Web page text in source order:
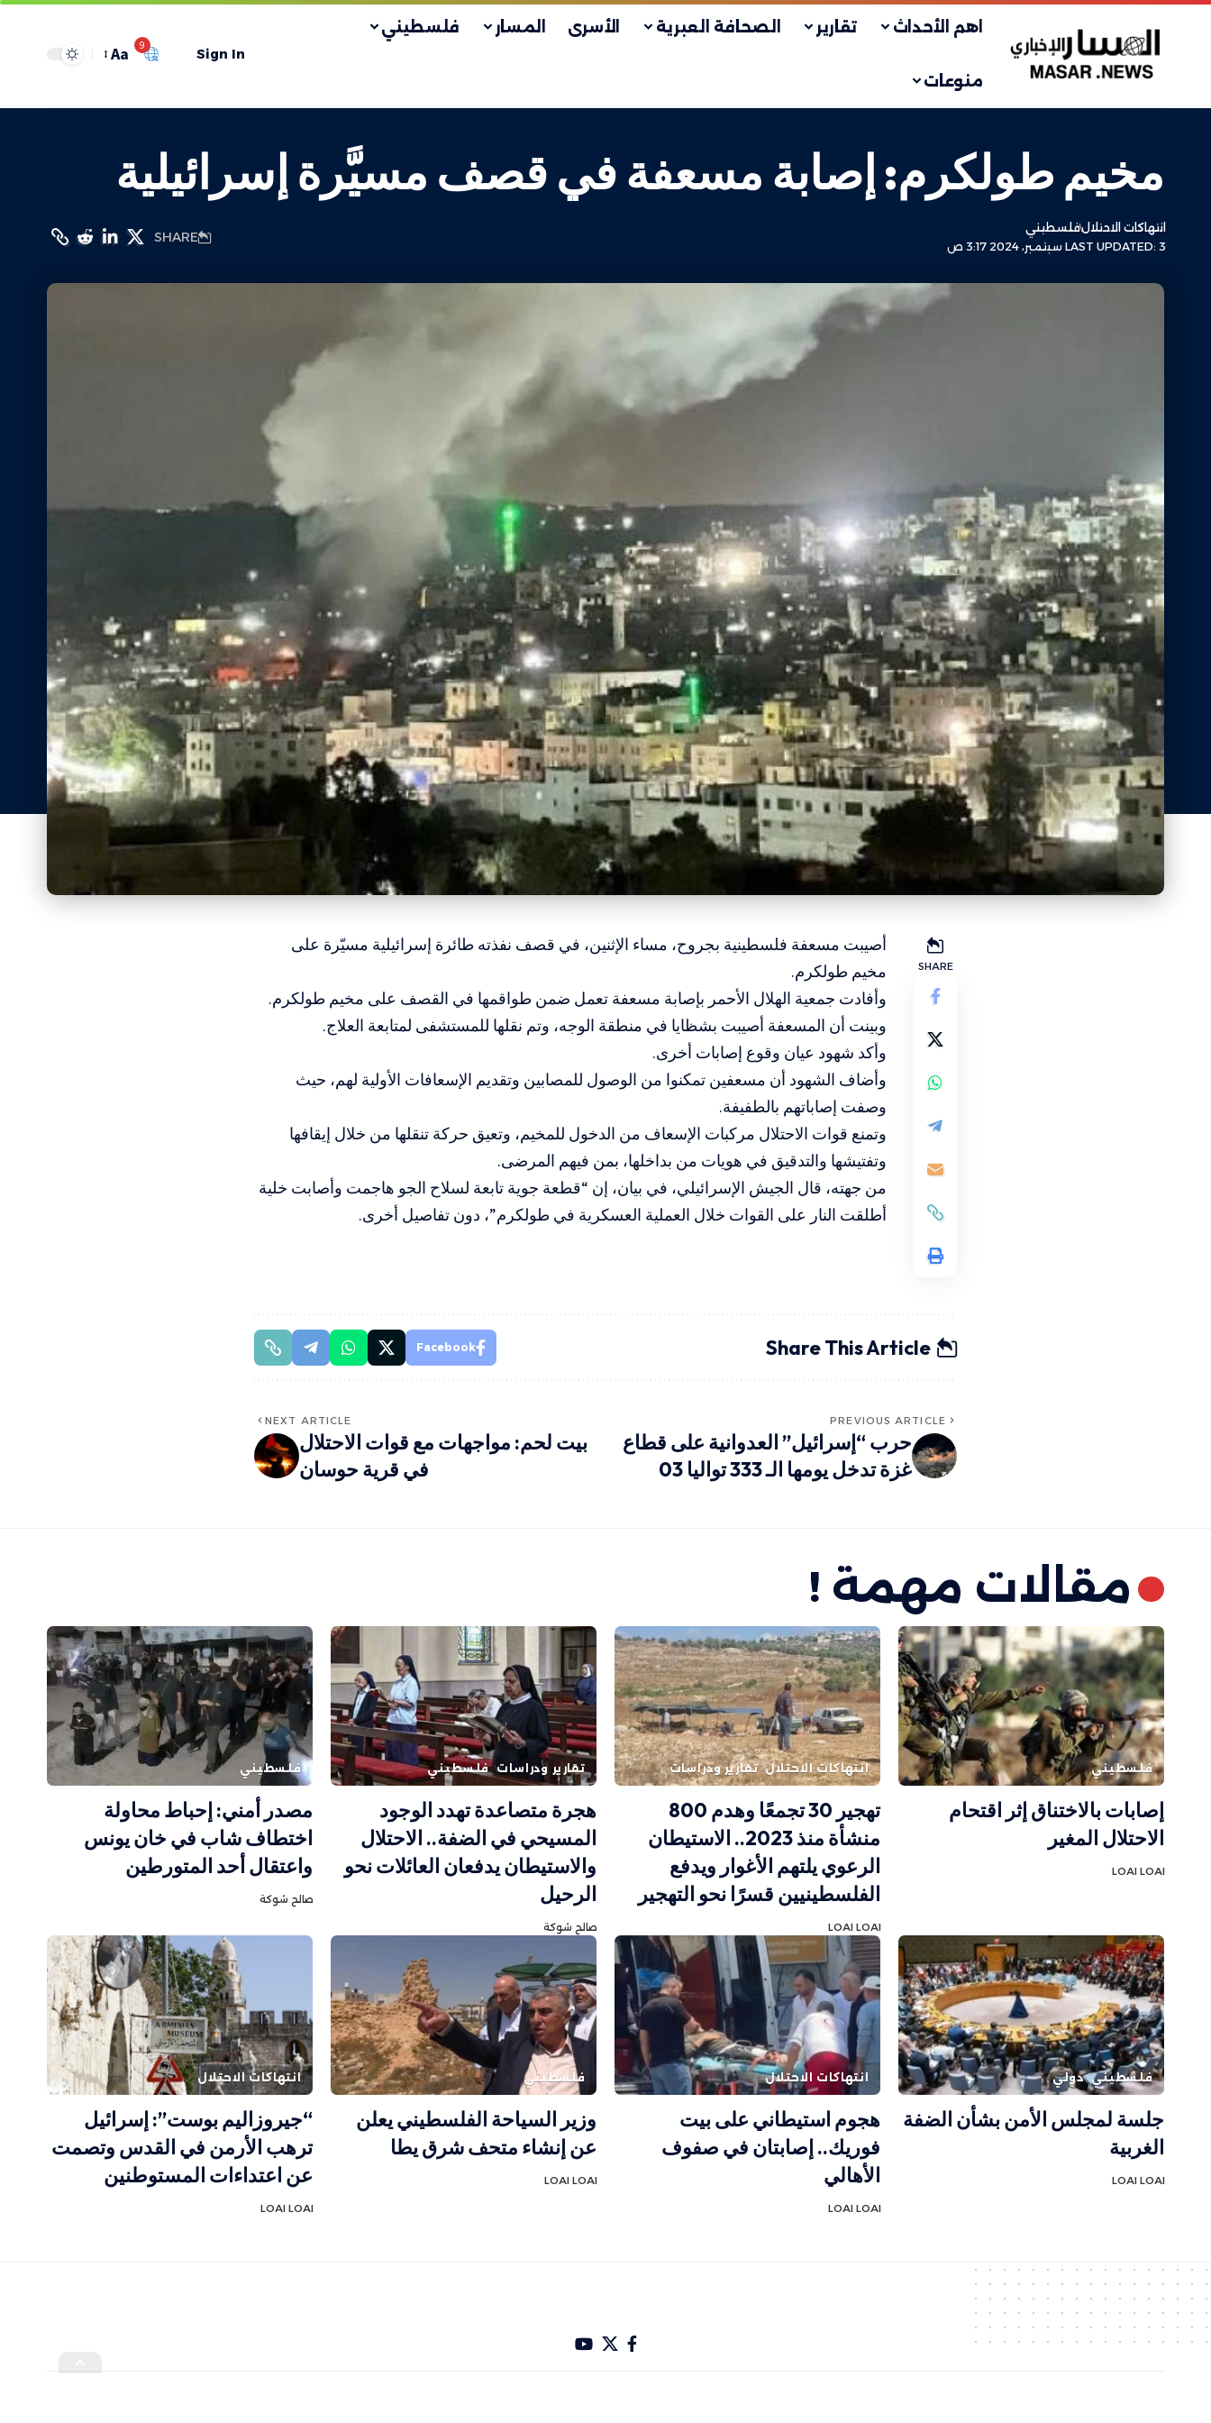
اهم الأحداث تقارير الصحافة العبرية الأسرى المسار فلسطيني
منوعات
Sign In
9
Aa
مخيم طولكرم: إصابة مسعفة في قصف مسيَّرة إسرائيلية
LAST UPDATED: 3 سبتمبر، 2024 3:17 ص
انتهاكات الاحتلالفلسطيني
SHARE
SHARE
أصيبت مسعفة فلسطينية بجروح، مساء الإثنين، في قصف نفذته طائرة إسرائيلية مسيّرة على
مخيم طولكرم.
وأفادت جمعية الهلال الأحمر بإصابة مسعفة تعمل ضمن طواقمها في القصف على مخيم طولكرم.
وبينت أن المسعفة أصيبت بشظايا في منطقة الوجه، وتم نقلها للمستشفى لمتابعة العلاج.
وأكد شهود عيان وقوع إصابات أخرى.
وأضاف الشهود أن مسعفين تمكنوا من الوصول للمصابين وتقديم الإسعافات الأولية لهم، حيث
وصفت إصاباتهم بالطفيفة.
وتمنع قوات الاحتلال مركبات الإسعاف من الدخول للمخيم، وتعيق حركة تنقلها من خلال إيقافها
وتفتيشها والتدقيق في هويات من بداخلها، بمن فيهم المرضى.
من جهته، قال الجيش الإسرائيلي، في بيان، إن “قطعة جوية تابعة لسلاح الجو هاجمت وأصابت خلية
أطلقت النار على القوات خلال العملية العسكرية في طولكرم”، دون تفاصيل أخرى.
Share This Article
Facebook
PREVIOUS ARTICLE
حرب “إسرائيل” العدوانية على قطاع
غزة تدخل يومها الـ 333 تواليا 03
NEXT ARTICLE
بيت لحم: مواجهات مع قوات الاحتلال
في قرية حوسان
مقالات مهمة !
فلسطيني
إصابات بالاختناق إثر اقتحام
الاحتلال المغير
LOAI LOAI
انتهاكات الاحتلال تقارير ودراسات
تهجير 30 تجمعًا وهدم 800
منشأة منذ 2023.. الاستيطان
الرعوي يلتهم الأغوار ويدفع
الفلسطينيين قسرًا نحو التهجير
LOAI LOAI
تقارير ودراسات فلسطيني
هجرة متصاعدة تهدد الوجود
المسيحي في الضفة.. الاحتلال
والاستيطان يدفعان العائلات نحو
الرحيل
صالح شوكة
فلسطيني
مصدر أمني: إحباط محاولة
اختطاف شاب في خان يونس
واعتقال أحد المتورطين
صالح شوكة
فلسطيني دولي
جلسة لمجلس الأمن بشأن الضفة
الغربية
LOAI LOAI
انتهاكات الاحتلال
هجوم استيطاني على بيت
فوريك.. إصابتان في صفوف
الأهالي
LOAI LOAI
فلسطيني
وزير السياحة الفلسطيني يعلن
عن إنشاء متحف شرق يطا
LOAI LOAI
انتهاكات الاحتلال
“جيروزاليم بوست”: إسرائيل
ترهب الأرمن في القدس وتصمت
عن اعتداءات المستوطنين
LOAI LOAI